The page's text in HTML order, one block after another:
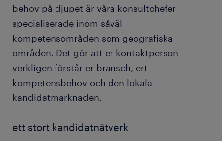
behov på djupet är våra konsultchefer
specialiserade inom såväl
kompetensområden som geografiska
områden. Det gör att er kontaktperson
verkligen förstår er bransch, ert
kompetensbehov och den lokala
kandidatmarknaden.
ett stort kandidatnätverk